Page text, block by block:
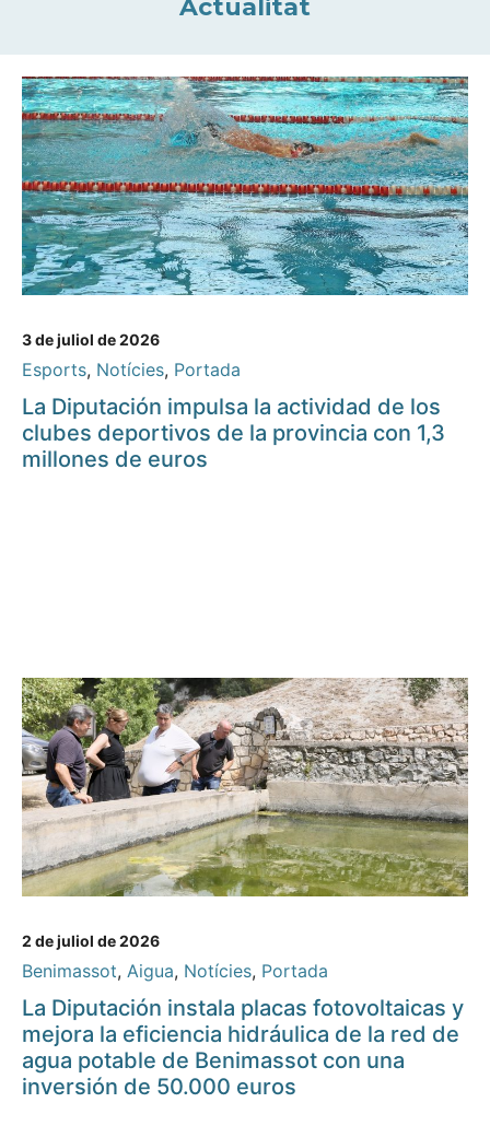
Actualitat
3 de juliol de 2026
Esports, Notícies, Portada
La Diputación impulsa la actividad de los
clubes deportivos de la provincia con 1,3
millones de euros
2 de juliol de 2026
Benimassot, Aigua, Notícies, Portada
La Diputación instala placas fotovoltaicas y
mejora la eficiencia hidráulica de la red de
agua potable de Benimassot con una
inversión de 50.000 euros